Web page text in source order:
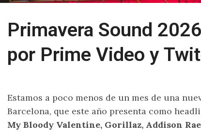
Primavera Sound
por Prime Video y
Estamos a poco menos de un mes de una
Barcelona, que este año presenta como
My Bloody Valentine, Gorillaz, Addison